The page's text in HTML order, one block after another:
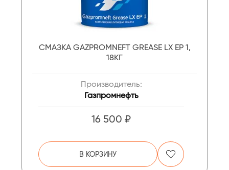
СМАЗКА GAZPROMNEFT GREASE LX EP 1,
18КГ
Производитель:
Газпромнефть
16 500 ₽
В КОРЗИНУ